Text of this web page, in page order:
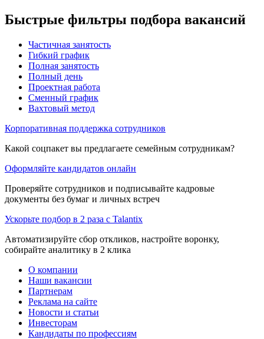
Быстрые фильтры подбора вакансий
Частичная занятость
Гибкий график
Полная занятость
Полный день
Проектная работа
Сменный график
Вахтовый метод
Корпоративная поддержка сотрудников
Какой соцпакет вы предлагаете семейным сотрудникам?
Оформляйте кандидатов онлайн
Проверяйте сотрудников и подписывайте кадровые
документы без бумаг и личных встреч
Ускорьте подбор в 2 раза с Talantix
Автоматизируйте сбор откликов, настройте воронку,
собирайте аналитику в 2 клика
О компании
Наши вакансии
Партнерам
Реклама на сайте
Новости и статьи
Инвесторам
Кандидаты по профессиям